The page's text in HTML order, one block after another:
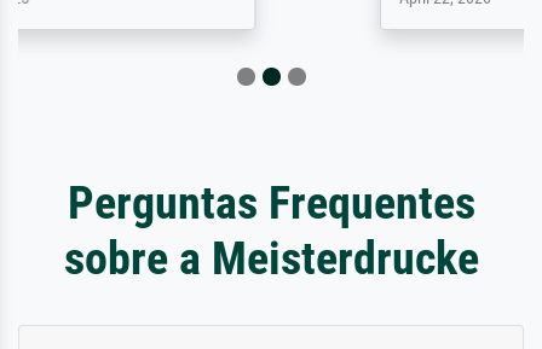
Perguntas Frequentes
sobre a Meisterdrucke